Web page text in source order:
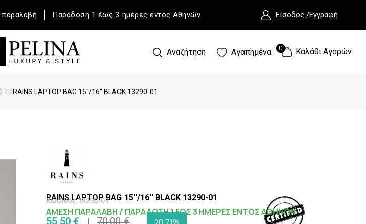
Παράδοση 1 έως 3 ημέρες εντός Αθηνών Είσοδος /Εγγραφή
Αναζήτηση Αγαπημένα 0 Καλάθι Αγορών
0
/RAINS LAPTOP BAG 15''/16'' BLACK 13290-01
RAINS LAPTOP BAG 15''/16'' BLACK 13290-01
Κωδικός 13290-01
ΑΜΕΣΗ ΠΑΡΑΛΑΒΗ / ΠΑΡΑΔΟΣΗ 1 ΕΩΣ 3 ΗΜΕΡΕΣ ΕΝΤΟΣ ΑΘΗΝΩΝ